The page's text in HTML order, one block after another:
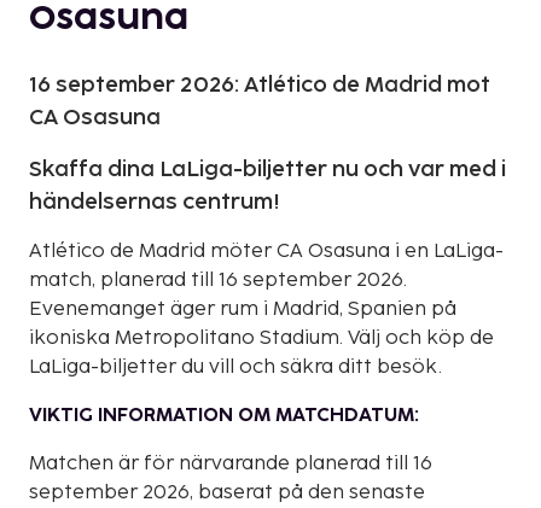
Osasuna
16 september 2026: Atlético de Madrid mot
CA Osasuna
Skaffa dina LaLiga-biljetter nu och var med i
händelsernas centrum!
Atlético de Madrid möter CA Osasuna i en LaLiga-
match, planerad till 16 september 2026.
Evenemanget äger rum i Madrid, Spanien på
ikoniska Metropolitano Stadium. Välj och köp de
LaLiga-biljetter du vill och säkra ditt besök.
VIKTIG INFORMATION OM MATCHDATUM:
Matchen är för närvarande planerad till 16
september 2026, baserat på den senaste